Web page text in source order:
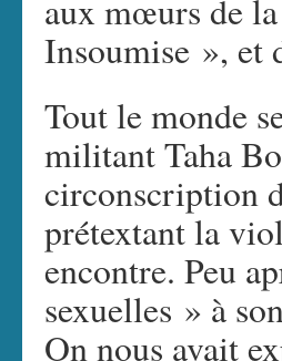
aux mœurs de
Insoumise », et
Tout le monde
militant Taha
circonscription
prétextant la
encontre. Peu
sexuelles » à
On nous avait